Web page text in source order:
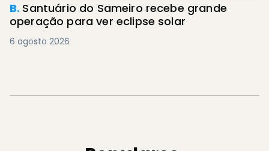
B. Santuário do Sameiro recebe grande
operação para ver eclipse solar
6 agosto 2026